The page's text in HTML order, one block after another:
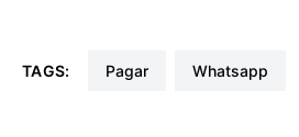
TAGS: pagar whatsapp